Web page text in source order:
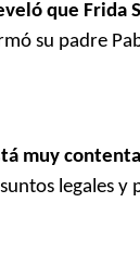
que Frida
su padre
muy
legales y